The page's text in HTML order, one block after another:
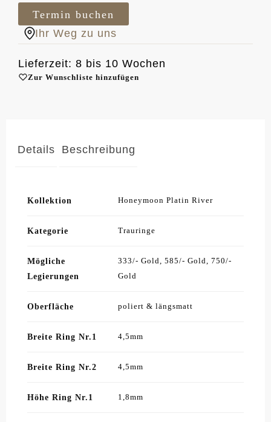
Termin buchen
Ihr Weg zu uns
Lieferzeit: 8 bis 10 Wochen
Zur Wunschliste hinzufügen
Details Beschreibung
Kollektion Honeymoon Platin River
Kategorie Trauringe
Mögliche
Legierungen
333/- Gold, 585/- Gold, 750/-
Gold
Oberfläche poliert & längsmatt
Breite Ring Nr.1 4,5mm
Breite Ring Nr.2 4,5mm
Höhe Ring Nr.1 1,8mm